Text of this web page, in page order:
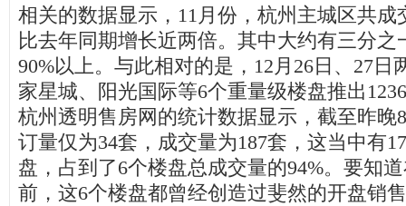
相关的数据显示，11月份，杭州主城区共成
比去年同期增长近两倍。其中大约有三分之
90%以上。与此相对的是，12月26日、27日
家星城、阳光国际等6个重量级楼盘推出
杭州透明售房网的统计数据显示，截至昨晚
订量仅为34套，成交量为187套，这当中有
盘，占到了6个楼盘总成交量的94%。要知
前，这6个楼盘都曾经创造过斐然的开盘销